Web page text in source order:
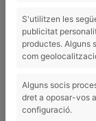
S'utilitzen les
publicitat
productes. Alguns
com
Alguns socis
dret a oposar-vos
configuració.